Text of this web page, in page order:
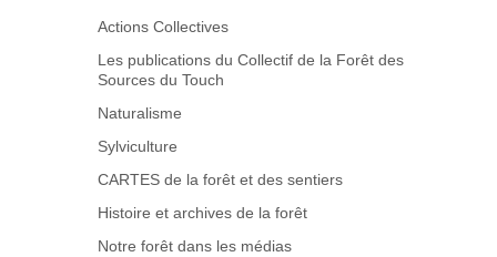
Actions Collectives
Les publications du Collectif de la Forêt des
Sources du Touch
Naturalisme
Sylviculture
CARTES de la forêt et des sentiers
Histoire et archives de la forêt
Notre forêt dans les médias